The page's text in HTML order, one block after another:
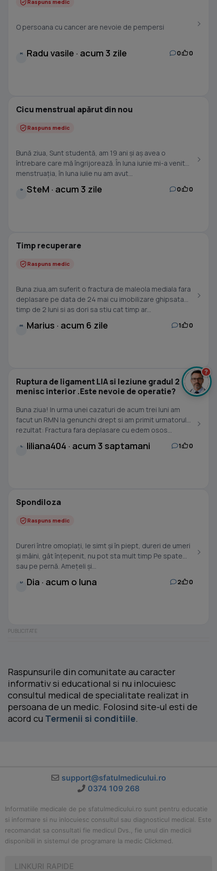
Raspuns medic
O persoana cu cancer are nevoie de pempersi
R Radu vasile · acum 3 zile 0 0
Cicu menstrual apărut din nou
Raspuns medic
Bună ziua, Sunt studentă, am 19 ani și aș avea o
întrebare care mă îngrijorează. În luna iunie mi-a venit
menstruația, în luna iulie nu am avut...
S SteM · acum 3 zile 0 0
Timp recuperare
Raspuns medic
Buna ziua,am suferit o fractura de maleola mediala fara
deplasare pe data de 24 mai cu imobilizare ghipsata
timp de 2 luni si as dori sa stiu cat timp ar...
M Marius · acum 6 zile 1 0
Ruptura de ligament LIA si leziune gradul 2
menisc interior .Este nevoie de operatie?
Buna ziua! In urma unei cazaturi de acum trei luni am
facut un RMN la genunchi drept si am primit urmatorul
rezultat: Fractura fara deplasare cu edem osos...
L liliana404 · acum 3 saptamani 1 0
Spondiloza
Raspuns medic
Dureri între omoplați, le simt și în piept, dureri de umeri
și mâini, gât înțepenit, nu pot sta mult timp Pe spate
sau pe pernă. Amețeli și...
D Dia · acum o luna 2 0
Raspunsurile din comunitate au caracter
informativ si educational si nu inlocuiesc
consultul medical de specialitate realizat in
persoana de un medic. Folosind site-ul esti de
acord cu Termenii si conditiile.
support@sfatulmedicului.ro
0374 109 268
Informatiile medicale de pe sfatulmedicului.ro sunt pentru educatie
si informare si nu inlocuiesc consultul sau diagnosticul medical. Este
recomandat sa consultati fie medicul Dvs., fie unul din medicii
disponibili in sistemul de programare la medic Clickmed.
LINKURI RAPIDE
?